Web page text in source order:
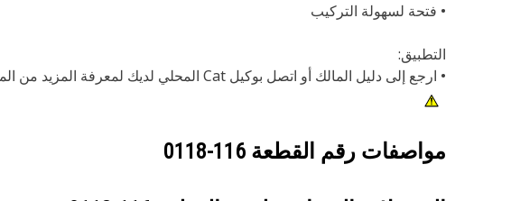
• فتحة لسهولة التركيب
التطبيق:
• ارجع إلى دليل المالك أو اتصل بوكيل Cat المحلي لديك لمعرفة المزيد من المعلومات.
مواصفات رقم القطعة 116-0118